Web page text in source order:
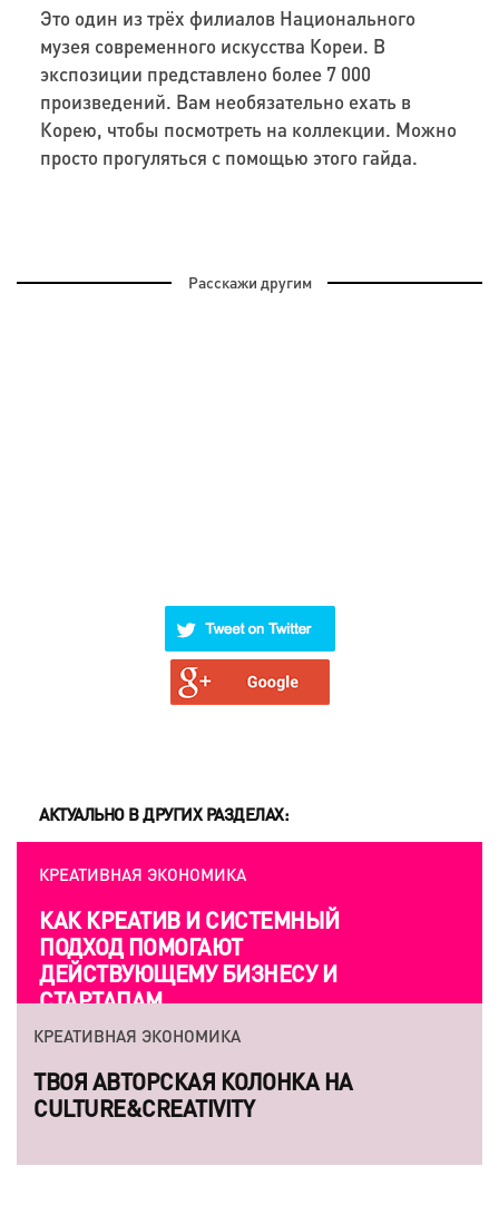
Это один из трёх филиалов Национального
музея современного искусства Кореи. В
экспозиции представлено более 7 000
произведений. Вам необязательно ехать в
Корею, чтобы посмотреть на коллекции. Можно
просто прогуляться с помощью этого гайда.
Расскажи другим
АКТУАЛЬНО В ДРУГИХ РАЗДЕЛАХ:
КРЕАТИВНАЯ ЭКОНОМИКА
КАК КРЕАТИВ И СИСТЕМНЫЙ
ПОДХОД ПОМОГАЮТ
ДЕЙСТВУЮЩЕМУ БИЗНЕСУ И
СТАРТАПАМ
КРЕАТИВНАЯ ЭКОНОМИКА
ТВОЯ АВТОРСКАЯ КОЛОНКА НА
CULTURE&CREATIVITY